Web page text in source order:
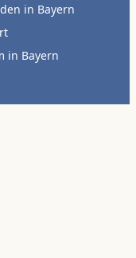
in Bayern
in Bayern